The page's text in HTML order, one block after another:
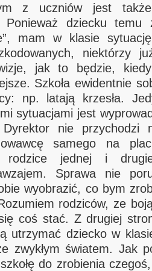
z uczniów jest
Ponieważ dziecku temu
mam w klasie
niektórzy
jak to będzie,
Szkoła ewidentnie
np. latają krzesła.
sytuacjami jest
nie przychodzi
samego na
rodzice jednej i
Sprawa nie
wyobrazić, co bym
rodziców, ze
coś stać. Z drugiej
utrzymać dziecko w
zwykłym światem. Jak
do zrobienia